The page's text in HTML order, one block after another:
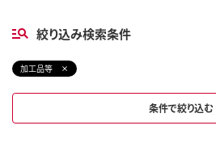
絞り込み検索条件
加工品等
条件で絞り込む